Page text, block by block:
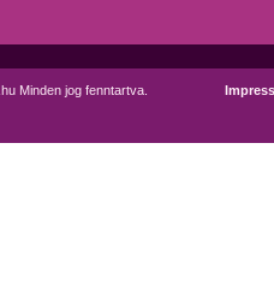
Minden jog fenntartva.